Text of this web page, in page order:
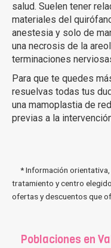
salud. Suelen tener
materiales del
anestesia y solo de
una necrosis de la
terminaciones
Para que te quedes
resuelvas todas tus
una mamoplastia de
previas a la
* Información
tratamiento y centro
ofertas y descuentos que
Poblaciones en